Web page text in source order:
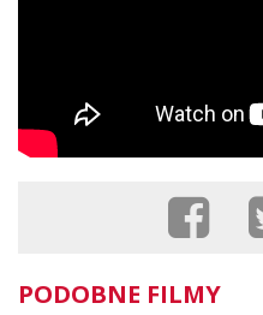
PODOBNE FILMY